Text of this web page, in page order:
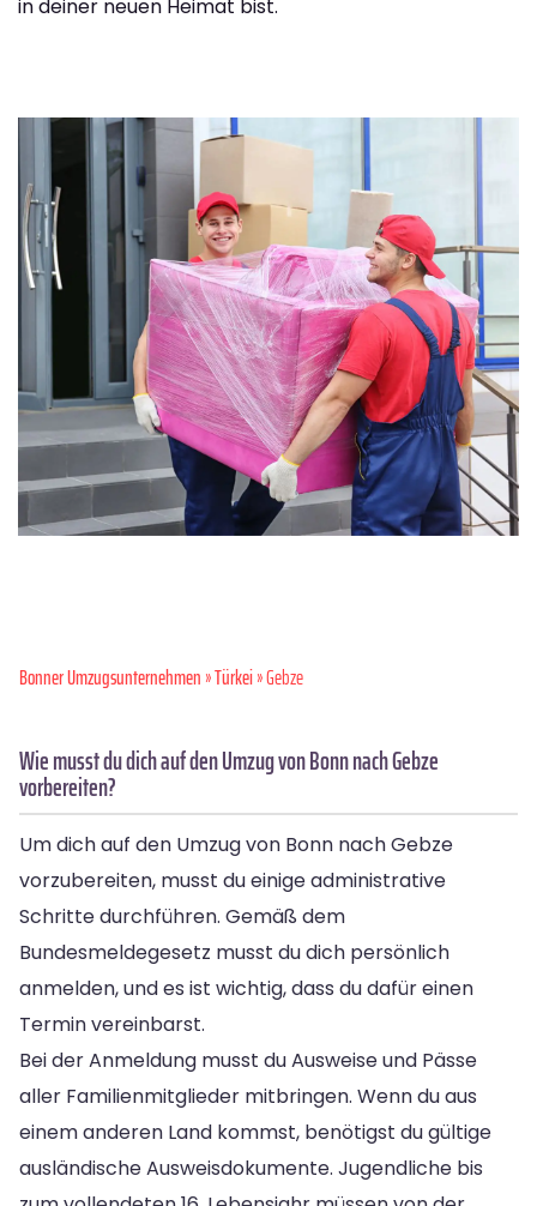
in deiner neuen Heimat bist.
Bonner Umzugsunternehmen»Türkei» Gebze
Wie musst du dich auf den Umzug von Bonn nach Gebze
vorbereiten?
Um dich auf den Umzug von Bonn nach Gebze
vorzubereiten, musst du einige administrative
Schritte durchführen. Gemäß dem
Bundesmeldegesetz musst du dich persönlich
anmelden, und es ist wichtig, dass du dafür einen
Termin vereinbarst.
Bei der Anmeldung musst du Ausweise und Pässe
aller Familienmitglieder mitbringen. Wenn du aus
einem anderen Land kommst, benötigst du gültige
ausländische Ausweisdokumente. Jugendliche bis